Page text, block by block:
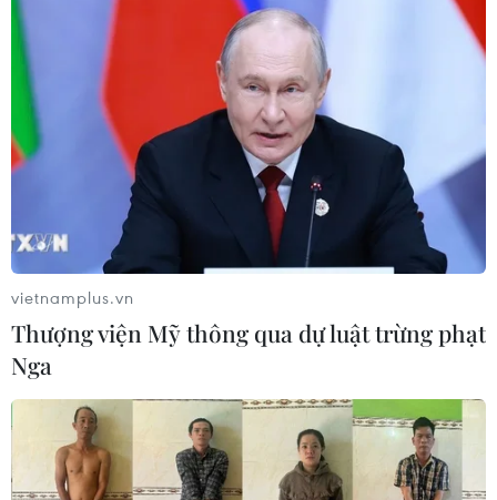
vietnamplus.vn
Thượng viện Mỹ thông qua dự luật trừng phạt
Nga